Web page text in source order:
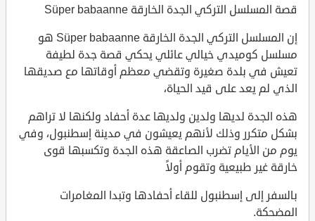
قصة المسلسل التركي الجدة الخارقة Süper babaanne
إن المسلسل التركي الجدة الخارقة Süper babaanne هو
مسلسل كوميدي خيالي عائلي يحكي قصة جدة لطيفة
تعيش في بلدة صغيرة وتقضي معظم أوقاتها مع صديقها
الذي لم يعد على قيد الحياة،
هذه الجدة لديها ولدين ولديها عدة أحفاد ولكنها لا تراهم
بشكل متكرر وذلك لأنهم يعيشون في مدينة إسطنبول، وفي
يوم من الأيام تضرب الصاعقة هذه الجدة وتكسبها قوى
خارقة غير طبيعية وتقوم أولاً
بالسفر إلى إسطنبول للقاء أحفادها وتبدا المغامرات
المضحكة.